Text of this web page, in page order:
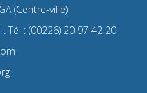
(Centre-ville)
Tél : (00226) 20 97 42 20